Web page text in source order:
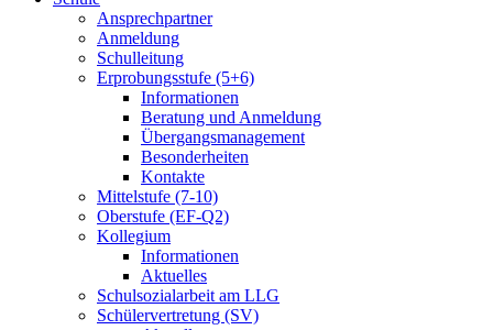
Ansprechpartner
Anmeldung
Schulleitung
Erprobungsstufe (5+6)
Informationen
Beratung und Anmeldung
Übergangsmanagement
Besonderheiten
Kontakte
Mittelstufe (7-10)
Oberstufe (EF-Q2)
Kollegium
Informationen
Aktuelles
Schulsozialarbeit am LLG
Schülervertretung (SV)